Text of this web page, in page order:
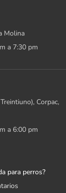
Molina
a 7:30 pm
Corpac,
a 6:00 pm
para perros?